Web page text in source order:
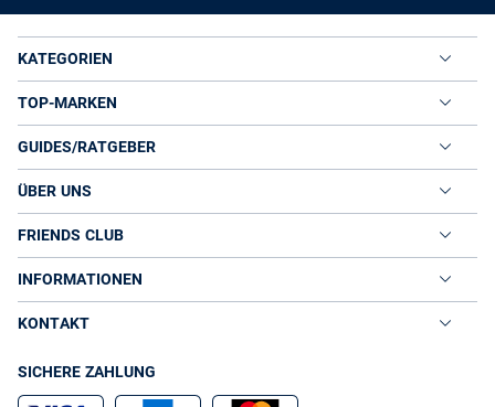
DamenChinohosen
Slim Fit Chinos sind für viele Frauen im Sommer die Büro-Favoriten
schlechthin. Angenehme Baumwollstoffe mit Elasthan-Anteil
prägen den Tragekomfort der leichten Damen Businesshosen. Die
oder klassischem Rot stilvoll. Ein modisches Outfit bilden eine
Sling-Pumps.
Im VAN GRAAF Onlineshop haben wir moderne und klassische
gestellt. Klassiker für den Job sind Stoffhosen in Schwarz. Die
hellen Hemdblusen, schwarzen Blazern und Chelsea-Boots knacken
und Statement-Schmuck garantieren dunkle Businesshosen
Damen stylische Auftritte bei Hochzeitsfeiern oder
KATEGORIEN
TOP-MARKEN
GUIDES/RATGEBER
ÜBER UNS
FRIENDS CLUB
INFORMATIONEN
KONTAKT
SICHERE ZAHLUNG